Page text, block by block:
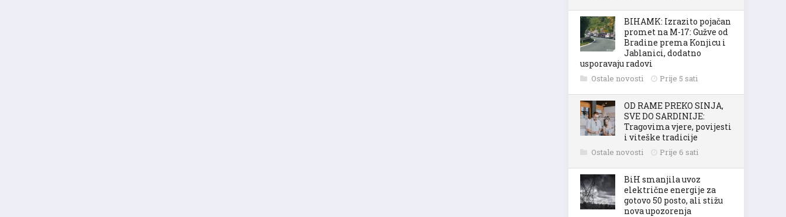
BIHAMK: Izrazito pojačan
promet na M-17: Gužve od
Bradine prema Konjicu i
Jablanici, dodatno
usporavaju radovi
Ostale novosti Prije 5 sati
OD RAME PREKO SINJA,
SVE DO SARDINIJE:
Tragovima vjere, povijesti
i viteške tradicije
Ostale novosti Prije 6 sati
BiH smanjila uvoz
električne energije za
gotovo 50 posto, ali stižu
nova upozorenja